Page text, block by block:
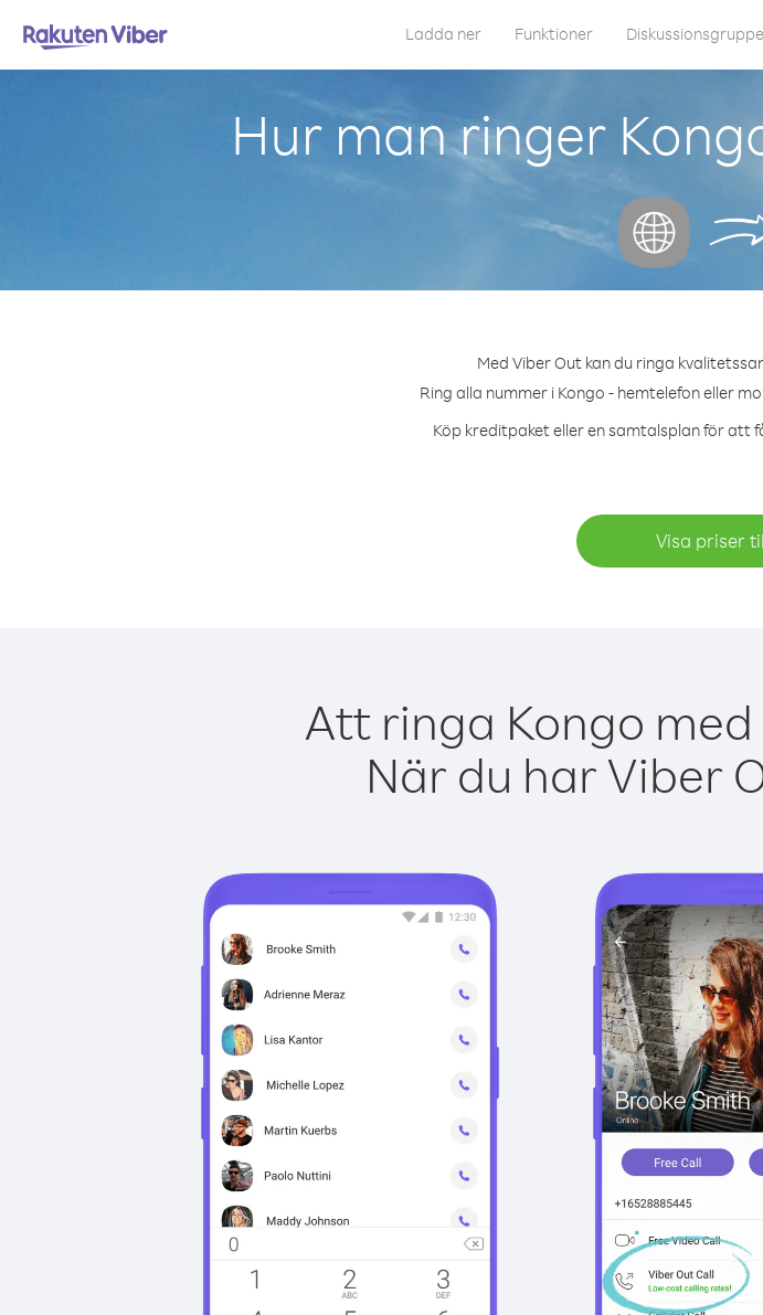
Ladda ner Funktioner
Hur man ringer
Med Viber Out kan du ringa
Ring alla nummer i Kongo - hemtelefon eller
Köp kreditpaket eller en samtalsplan för att
Visa priser
Att ringa Kongo
När du har Viber